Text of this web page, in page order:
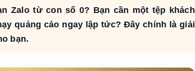
Zalo từ con số 0? Bạn cần một tệp khách
quảng cáo ngay lập tức? Đây chính là giải
bạn.